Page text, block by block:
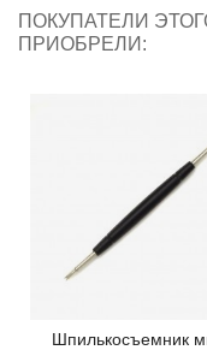
ПОКУПАТЕЛИ
ПРИОБРЕЛИ:
Шпилькосъемник